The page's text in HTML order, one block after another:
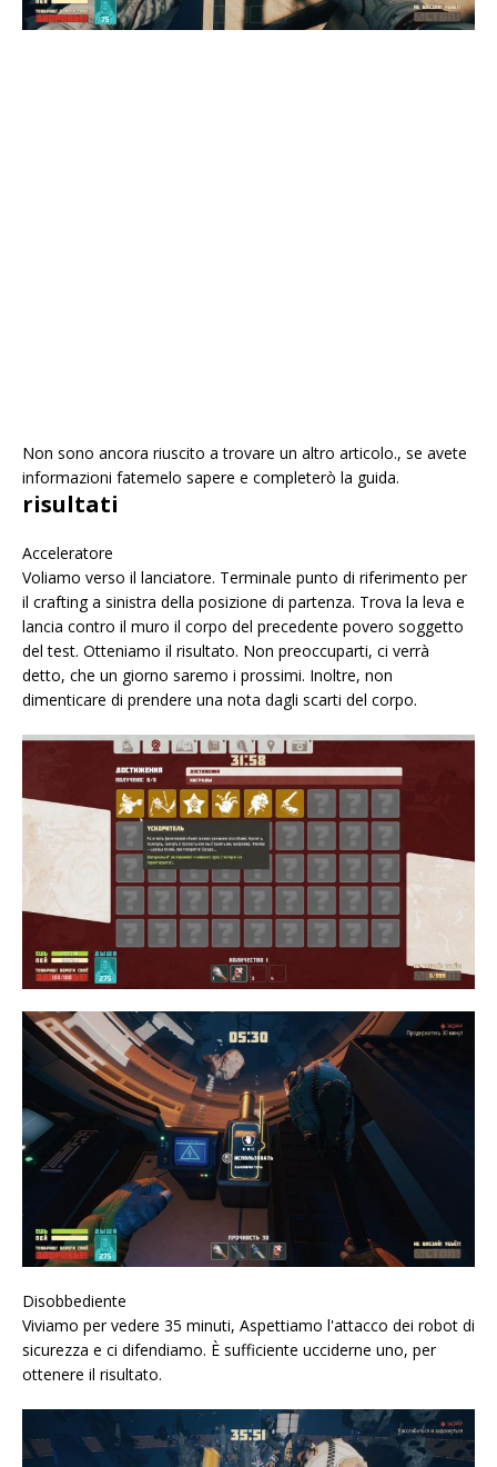
Non sono ancora riuscito a trovare un altro articolo., se avete
informazioni fatemelo sapere e completerò la guida.
risultati
Acceleratore
Voliamo verso il lanciatore. Terminale punto di riferimento per
il crafting a sinistra della posizione di partenza. Trova la leva e
lancia contro il muro il corpo del precedente povero soggetto
del test. Otteniamo il risultato. Non preoccuparti, ci verrà
detto, che un giorno saremo i prossimi. Inoltre, non
dimenticare di prendere una nota dagli scarti del corpo.
Disobbediente
Viviamo per vedere 35 minuti, Aspettiamo l'attacco dei robot di
sicurezza e ci difendiamo. È sufficiente ucciderne uno, per
ottenere il risultato.